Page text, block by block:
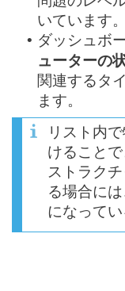
いています。
• ダッシュボ
ューターの
関連するタ
ます。
リスト内
けることで
ストラク
る場合に
になって